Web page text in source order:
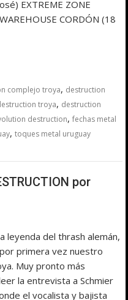
EXTREME ZONE
CORDÓN (18
complejo troya, destruction
troya, destruction
destruction,fechas metal
,toques metal uruguay
por
leyenda del thrash alemán,
primera vez nuestro
Muy pronto más
la entrevista a Schmier
el vocalista y bajista